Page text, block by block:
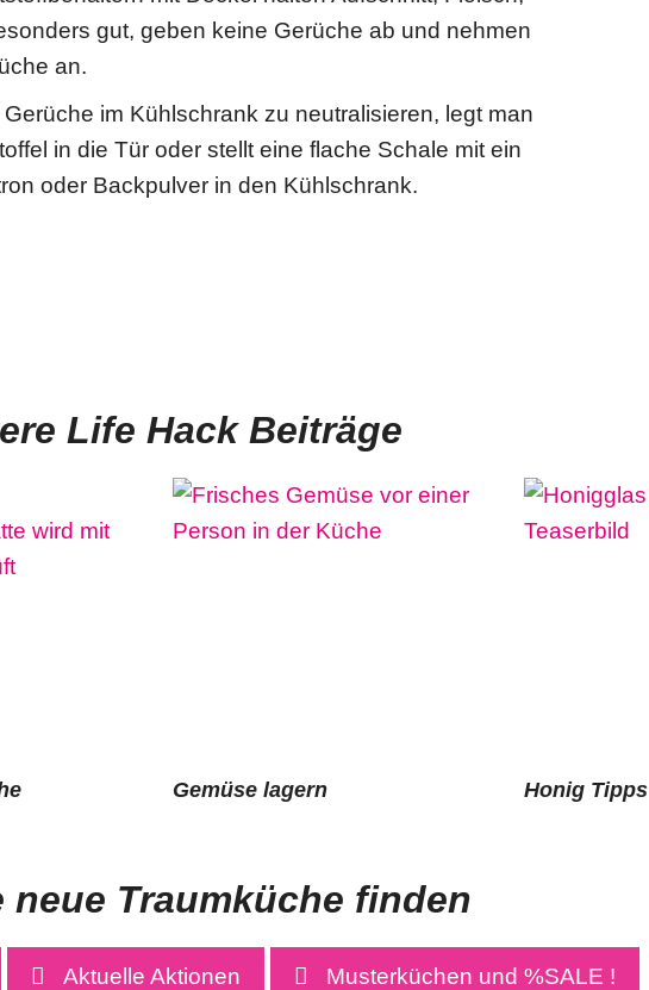
gut, geben keine Gerüche ab und nehmen
an.
im Kühlschrank zu neutralisieren, legt man
in die Tür oder stellt eine flache Schale mit ein
oder Backpulver in den Kühlschrank.
Life Hack Beiträge
Gemüse lagern Honig Tipps
neue Traumküche finden
Aktuelle Aktionen Musterküchen und %SALE !